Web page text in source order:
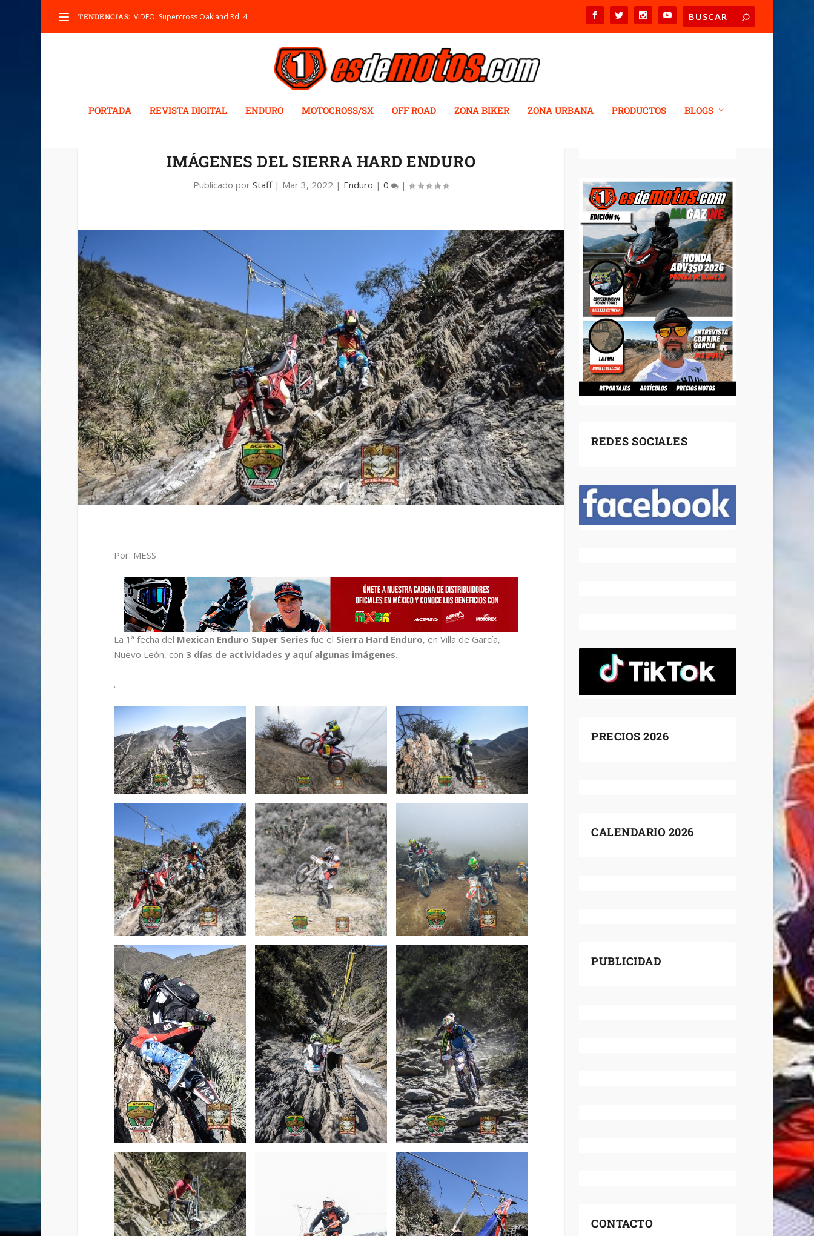
TENDENCIAS: VIDEO: Supercross Oakland Rd. 4
PORTADA REVISTA DIGITAL ENDURO MOTOCROSS/SX OFF ROAD ZONA BIKER ZONA URBANA PRODUCTOS BLOGS
IMÁGENES DEL SIERRA HARD ENDURO
Publicado por Staff| Mar 3, 2022 | Enduro | 0 |
Por: MESS
La 1ª fecha del Mexican Enduro Super Series fue el Sierra Hard Enduro, en Villa de García,
Nuevo León, con 3 días de actividades y aquí algunas imágenes.
.
REDES SOCIALES
PRECIOS 2026
CALENDARIO 2026
PUBLICIDAD
CONTACTO